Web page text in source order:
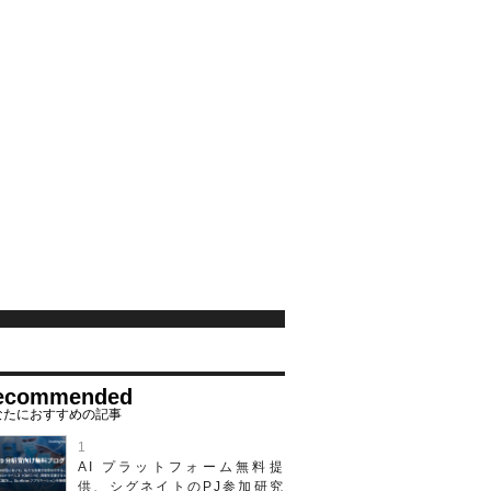
AI プラットフォーム無料提
供、シグネイトのPJ参加研究